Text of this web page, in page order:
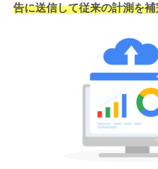
告に送信して従来の計測を